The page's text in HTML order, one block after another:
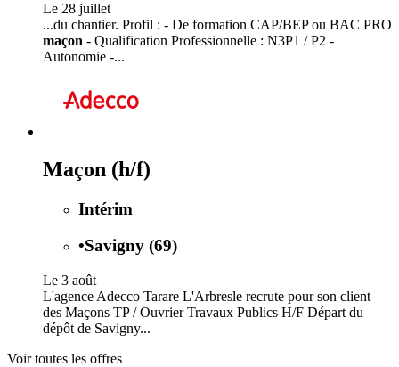
Le 28 juillet
...du chantier. Profil : - De formation CAP/BEP ou BAC PRO
maçon - Qualification Professionnelle : N3P1 / P2 -
Autonomie -...
Maçon (h/f)
Intérim
•Savigny (69)
Le 3 août
L'agence Adecco Tarare L'Arbresle recrute pour son client
des Maçons TP / Ouvrier Travaux Publics H/F Départ du
dépôt de Savigny...
Voir toutes les offres